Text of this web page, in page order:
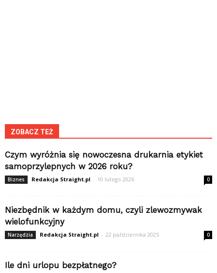
ZOBACZ TEŻ
Czym wyróżnia się nowoczesna drukarnia etykiet
samoprzylepnych w 2026 roku?
Biznes Redakcja Straight.pl - 10 lutego 2026 0
Niezbędnik w każdym domu, czyli zlewozmywak
wielofunkcyjny
Narzędzia Redakcja Straight.pl - 22 października 2025 0
Ile dni urlopu bezpłatnego?